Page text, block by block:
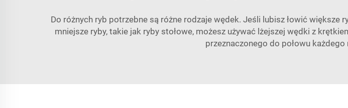
Do różnych ryb potrzebne są różne rodzaje wędek. Jeśli lubisz łowić
mniejsze ryby, takie jak ryby stołowe, możesz używać lżejszej wędki z
przeznaczonego do połowu